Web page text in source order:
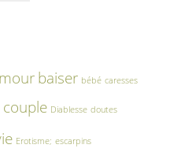
baiser bébé caresses
couple Diablesse doutes
Erotisme; escarpins